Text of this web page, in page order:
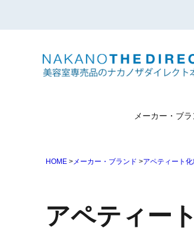
メーカー・ブラ
HOME メーカー・ブランド アペティート
アペティー